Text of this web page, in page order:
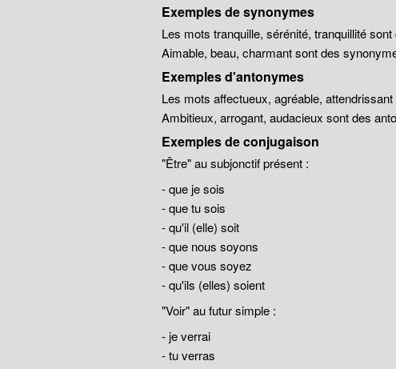
Exemples de synonymes
Les mots tranquille, sérénité, tranquillité
Aimable, beau, charmant sont des
Exemples d'antonymes
Les mots affectueux, agréable,
Ambitieux, arrogant, audacieux sont des
Exemples de conjugaison
"Être" au subjonctif présent :
- que je sois
- que tu sois
- qu'il (elle) soit
- que nous soyons
- que vous soyez
- qu'ils (elles) soient
"Voir" au futur simple :
- je verrai
- tu verras